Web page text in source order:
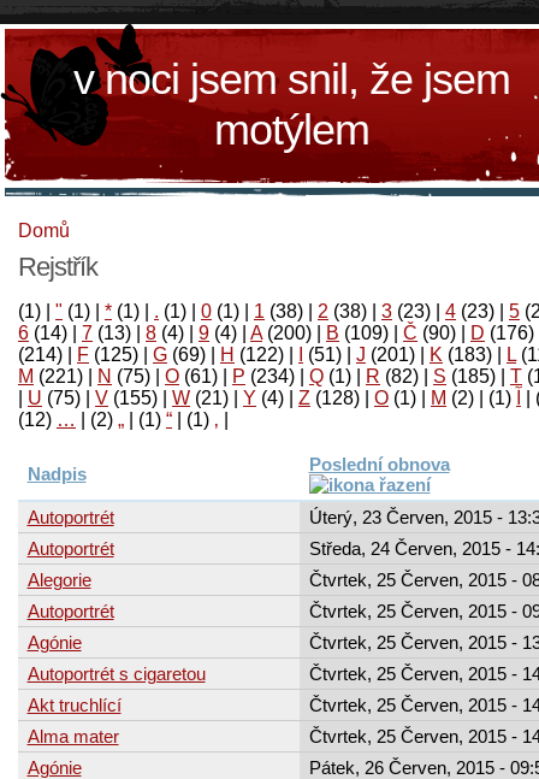
v noci jsem snil, že jsem
motýlem
Domů
Rejstřík
(1) " (1) * (1) . (1) 0 (1) 1 (38) 2 (38) 3 (23) 4 (23) 5
6 (14) 7 (13) 8 (4) 9 (4) A(200) B (109) Č (90) D (176)
(214)
F (125) G (69) H (122) (51) J (201) K (183) L
M (221) N (75) O (61) P (234) Q (1) R (82) S (185) T
U (75) V (155) W (21) Y (4) Z (128) Ο (1) М (2)
(1)
‚
(1)
“
(1)
„
(2)
…
(12)
Nadpis Poslední obnova
Autoportrét
Úterý, 23 Červen, 2015 -
Autoportrét
Středa, 24 Červen, 2015 -
Alegorie
Čtvrtek, 25 Červen, 2015 -
Autoportrét
Čtvrtek, 25 Červen, 2015 -
Agónie
Čtvrtek, 25 Červen, 2015 -
Autoportrét s cigaretou
Čtvrtek, 25 Červen, 2015 -
Akt truchlící
Čtvrtek, 25 Červen, 2015 -
Alma mater
Čtvrtek, 25 Červen, 2015 -
Agónie
Pátek, 26 Červen, 2015 -